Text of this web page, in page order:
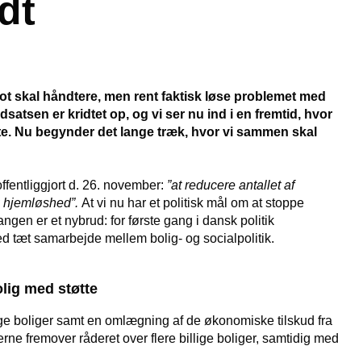
skal håndtere, men rent faktisk løse problemet med
er kridtet op, og vi ser nu ind i en fremtid, hvor
Nu begynder det lange træk, hvor vi sammen skal
d. 26. november: ”at reducere antallet af
At vi nu har et politisk mål om at stoppe
er et nybrud: for første gang i dansk politik
tæt samarbejde mellem bolig- og socialpolitik.
med støtte
boliger samt en omlægning af de økonomiske tilskud fra
fremover råderet over flere billige boliger, samtidig med